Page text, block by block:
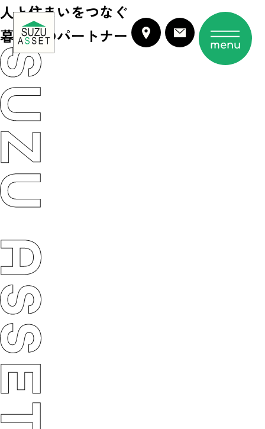
menu
人と住まいをつなぐ
暮らしのパートナー